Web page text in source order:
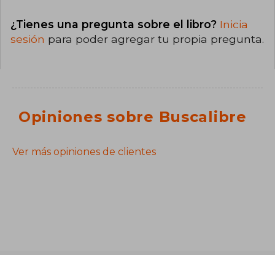
¿Tienes una pregunta sobre el libro? Inicia
sesión para poder agregar tu propia pregunta.
Opiniones sobre Buscalibre
Ver más opiniones de clientes